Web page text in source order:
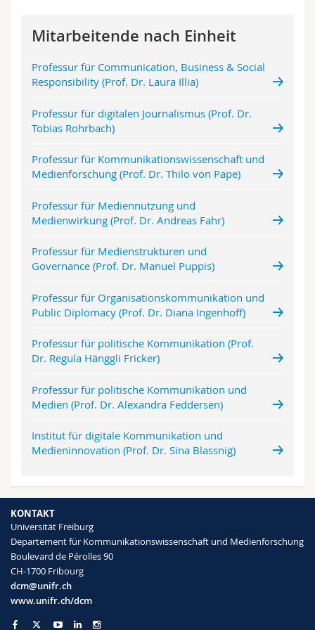
MyUnifr
Mitarbeitende nach Einheit
Professur für Communication, Business & Social
Responsibility (Prof. Dr. Laura Illia)
Professur für digitalen Journalismus (Prof. Dr.
Tobias Rohrbach)
Professur für Kommunikationswissenschaft und
Medienforschung (Prof. Dr. Thilo von Pape)
Professur für Mediennutzung und
Medienwirkung (Prof. Dr. Andreas Fahr)
Professur für Medienstrukturen und
Governance (Prof. Dr. Manuel Puppis)
Professur für Organisationskommunikation und
Public Diplomacy (Prof. Dr. Diana Ingenhoff)
Professur für politische Kommunikation (Prof.
Dr. Regula Hänggli Fricker)
Professur für politische Kommunikation und
Medien (Prof. Dr. Alexandra Feddersen)
Institut für digitale Kommunikation und
Medieninnovation (Prof. Dr. Sina Blassnig)
KONTAKT
Universität Freiburg
Departement für Kommunikationswissenschaft und Medienforschung
Boulevard de Pérolles 90
CH-1700 Fribourg
dcm@unifr.ch
www.unifr.ch/dcm